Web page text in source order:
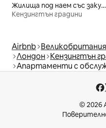
Жилища под наем със закуска
Кензингтън градини
Airbnb Великобритания
Лондон Кензингтън
Апартаменти с
© 2026